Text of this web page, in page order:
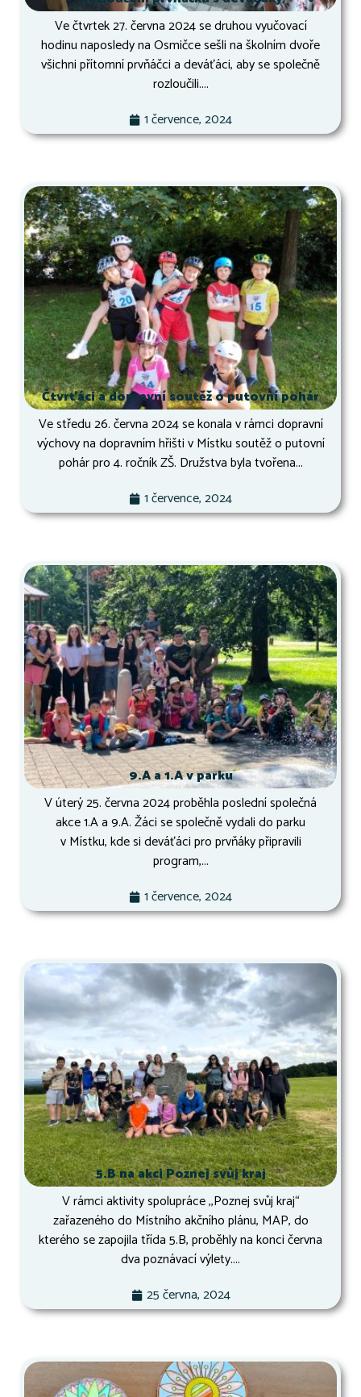
Ve čtvrtek 27. června 2024 se druhou vyučovací
hodinu naposledy na Osmičce sešli na školním dvoře
všichni přítomní prvňáčci a deváťáci, aby se společně
rozloučili....
1 července, 2024
Čtvrťáci a dopravní soutěž o putovní pohár
Ve středu 26. června 2024 se konala v rámci dopravní
výchovy na dopravním hřišti v Místku soutěž o putovní
pohár pro 4. ročník ZŠ. Družstva byla tvořena...
1 července, 2024
9.A a 1.A v parku
V úterý 25. června 2024 proběhla poslední společná
akce 1.A a 9.A. Žáci se společně vydali do parku
v Místku, kde si deváťáci pro prvňáky připravili
program,...
1 července, 2024
5.B na akci Poznej svůj kraj
V rámci aktivity spolupráce ,,Poznej svůj kraj“
zařazeného do Místního akčního plánu, MAP, do
kterého se zapojila třída 5.B, proběhly na konci června
dva poznávací výlety....
25 června, 2024